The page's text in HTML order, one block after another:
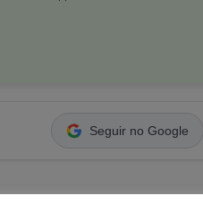
Seguir no Google